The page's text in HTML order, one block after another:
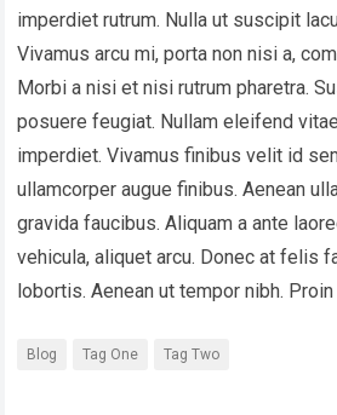
imperdiet rutrum. Nulla ut suscipit
Vivamus arcu mi, porta non nisi a,
Morbi a nisi et nisi rutrum pharetra.
posuere feugiat. Nullam eleifend
imperdiet. Vivamus finibus velit id
ullamcorper augue finibus. Aenean
gravida faucibus. Aliquam a ante
vehicula, aliquet arcu. Donec at felis
lobortis. Aenean ut tempor nibh.
Blog Tag One Tag Two